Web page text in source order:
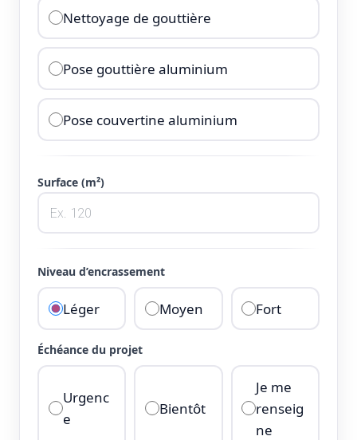
Nettoyage de gouttière
Pose gouttière aluminium
Pose couvertine aluminium
Surface (m²)
Niveau d’encrassement
Léger Moyen Fort
Échéance du projet
Urgenc
e
Bientôt
Je me
renseig
ne